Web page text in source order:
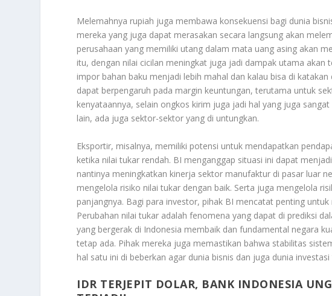
Melemahnya rupiah juga membawa konsekuensi bagi dunia
mereka yang juga dapat merasakan secara langsung akan
perusahaan yang memiliki utang dalam mata uang asing akan
itu, dengan nilai cicilan meningkat juga jadi dampak utama akan
impor bahan baku menjadi lebih mahal dan kalau bisa di
dapat berpengaruh pada margin keuntungan, terutama untuk
kenyataannya, selain ongkos kirim juga jadi hal yang juga
lain, ada juga sektor-sektor yang di untungkan.
Eksportir, misalnya, memiliki potensi untuk mendapatkan
ketika nilai tukar rendah. BI menganggap situasi ini dapat
nantinya meningkatkan kinerja sektor manufaktur di pasar luar
mengelola risiko nilai tukar dengan baik. Serta juga mengelola
panjangnya. Bagi para investor, pihak BI mencatat penting
Perubahan nilai tukar adalah fenomena yang dapat di prediksi
yang bergerak di Indonesia membaik dan fundamental negara
tetap ada. Pihak mereka juga memastikan bahwa stabilitas
hal satu ini di beberkan agar dunia bisnis dan juga dunia
IDR TERJEPIT DOLAR, BANK INDONESIA